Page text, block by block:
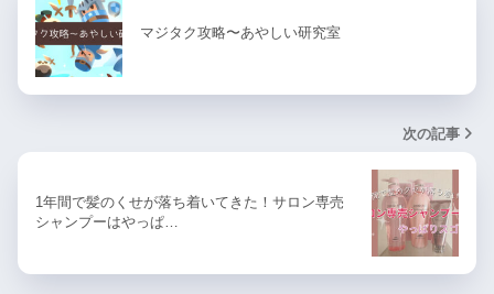
マジタク攻略〜あやしい研究室
次の記事
1年間で髪のくせが落ち着いてきた！サロン専売
シャンプーはやっぱ…